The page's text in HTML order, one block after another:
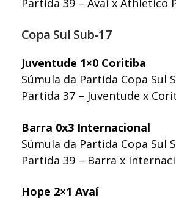
Partida 39 – Avai x Athletico
Copa Sul Sub-17
Juventude 1×0 Coritiba
Súmula da Partida Copa Sul
Partida 37 – Juventude x
Barra 0x3 Internacional
Súmula da Partida Copa Sul
Partida 39 – Barra x
Hope 2×1 Avaí